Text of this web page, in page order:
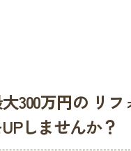
300万円の リ
しませんか？